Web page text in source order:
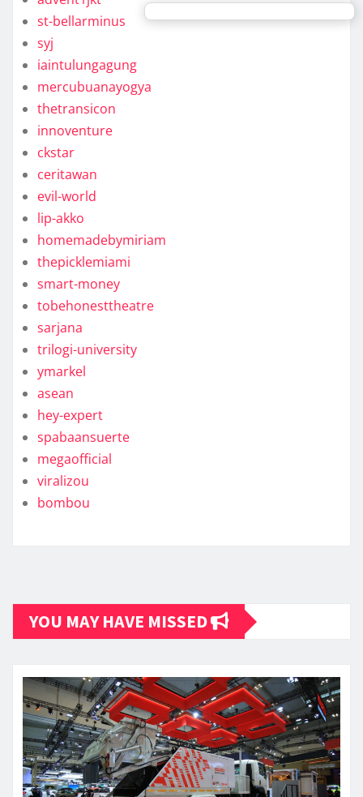
st-bellarminus
syj
iaintulungagung
mercubuanayogya
thetransicon
innoventure
ckstar
ceritawan
evil-world
lip-akko
homemadebymiriam
thepicklemiami
smart-money
tobehonesttheatre
sarjana
trilogi-university
ymarkel
asean
hey-expert
spabaansuerte
megaofficial
viralizou
bombou
YOU MAY HAVE MISSED